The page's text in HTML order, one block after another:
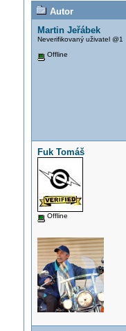
Autor
Martin Jeřábek
Neverifikovaný uživatel @1
Offline
Fuk Tomáš
Offline